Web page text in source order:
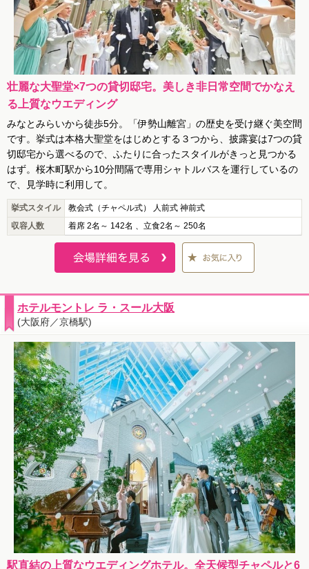
壮麗な大聖堂×7つの貸切邸宅。美しき非日常空間でかなえ
る上質なウエディング
みなとみらいから徒歩5分。「伊勢山離宮」の歴史を受け継ぐ美空間
です。挙式は本格大聖堂をはじめとする３つから、披露宴は7つの貸
切邸宅から選べるので、ふたりに合ったスタイルがきっと見つかる
はず。桜木町駅から10分間隔で専用シャトルバスを運行しているの
で、見学時に利用して。
挙式スタイル
教会式（チャペル式） 人前式 神前式
収容人数
着席 2名～ 142名 、立食2名～ 250名
ホテルモントレ ラ・スール大阪
(大阪府／京橋駅)
駅直結の上質なウエディングホテル。全天候型チャペルと6